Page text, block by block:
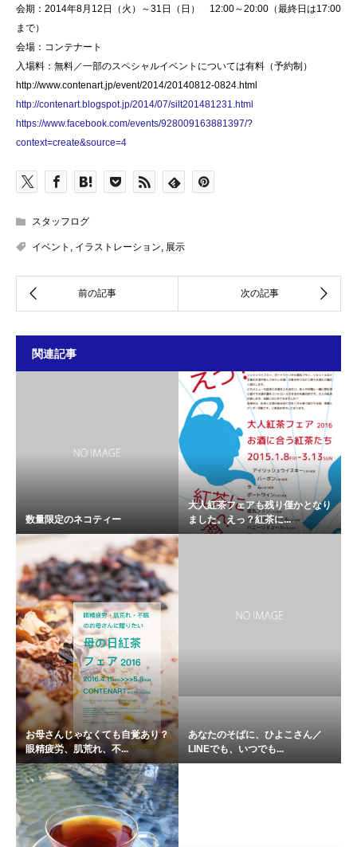
会期：2014年8月12日（火）～31日（日） 12:00～20:00（最終日は17:00
まで）
会場：コンテナート
入場料：無料／一部のスペシャルイベントについては有料（予約制）
http://www.contenart.jp/event/2014/20140812-0824.html
http://contenart.blogspot.jp/2014/07/silt201481231.html
https://www.facebook.com/events/928009163881397/?
context=create&source=4
スタッフログ
イベント イラストレーション 展示
関連記事
数量限定のネコティー
大人紅茶フェアも残り僅かとなり
ました。えっ？紅茶に...
お母さんじゃなくても自覚あり？
眼精疲労、肌荒れ、不...
あなたのそばに、ひよこさん／
LINEでも、いつでも...